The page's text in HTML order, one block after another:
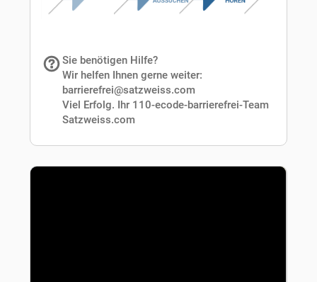
Sie benötigen Hilfe?
Wir helfen Ihnen gerne weiter:
barrierefrei@satzweiss.com
Viel Erfolg. Ihr 110-ecode-barrierefrei-Team
Satzweiss.com